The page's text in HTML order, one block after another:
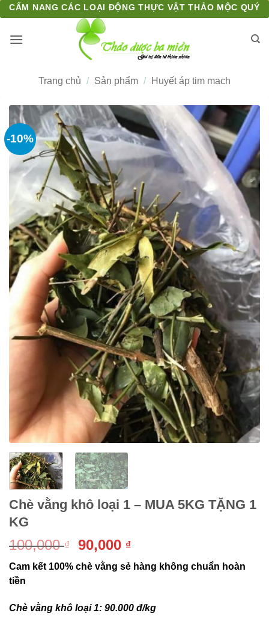
Bỏ
qua
nội
CẨM NANG CÁC LOẠI ĐỘNG THỰC VẬT THẢO MỘC QUÝ
Trang chủ / Sản phẩm / Huyết áp tim mach
-10%
Chè vằng khô loại 1 – MUA 5KG TẶNG 1
KG
100,000₫
Giá
gốc
là:
90,000 ₫Giá
hiện
tại
90,000 ₫.
Cam kết 100% chè vằng sẻ hàng không chuẩn hoàn
tiền
Chè vằng khô loại 1: 90.000 đ/kg